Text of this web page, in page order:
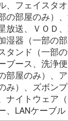
、フェイスタオ
の部屋のみ）
放送、ＶＯＤ
湿器（一部の
タンド（一部
ブース、洗浄
部屋のみ）、
み）、ズボン
ナイトウェア
、LANケーブル